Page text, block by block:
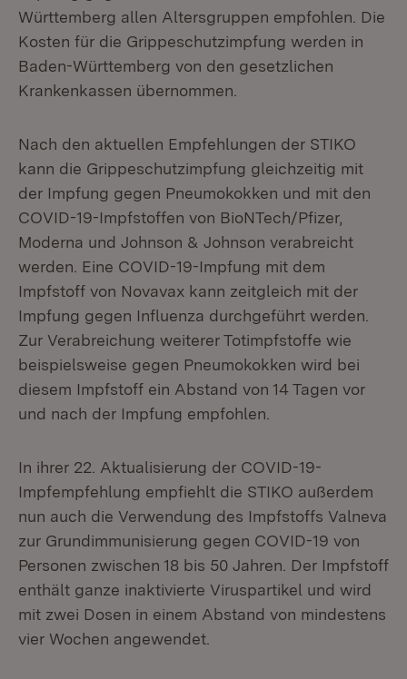
Württemberg allen Altersgruppen empfohlen. Die
Kosten für die Grippeschutzimpfung werden in
Baden-Württemberg von den gesetzlichen
Krankenkassen übernommen.
Nach den aktuellen Empfehlungen der STIKO
kann die Grippeschutzimpfung gleichzeitig mit
der Impfung gegen Pneumokokken und mit den
COVID-19-Impfstoffen von BioNTech/Pfizer,
Moderna und Johnson & Johnson verabreicht
werden. Eine COVID-19-Impfung mit dem
Impfstoff von Novavax kann zeitgleich mit der
Impfung gegen Influenza durchgeführt werden.
Zur Verabreichung weiterer Totimpfstoffe wie
beispielsweise gegen Pneumokokken wird bei
diesem Impfstoff ein Abstand von 14 Tagen vor
und nach der Impfung empfohlen.
In ihrer 22. Aktualisierung der COVID-19-
Impfempfehlung empfiehlt die STIKO außerdem
nun auch die Verwendung des Impfstoffs Valneva
zur Grundimmunisierung gegen COVID-19 von
Personen zwischen 18 bis 50 Jahren. Der Impfstoff
enthält ganze inaktivierte Viruspartikel und wird
mit zwei Dosen in einem Abstand von mindestens
vier Wochen angewendet.